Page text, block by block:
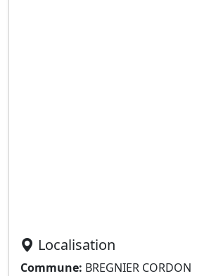
Localisation
Commune: BREGNIER CORDON